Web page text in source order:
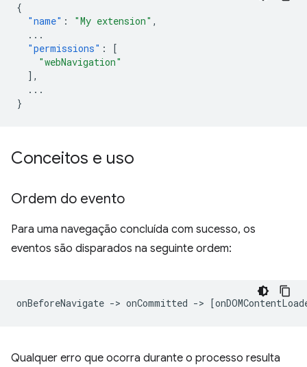
{
"name" : "My extension" ,
...
"permissions" :
[
"webNavigation"
],
...
}
Conceitos e uso
Ordem do evento
Para uma navegação concluída com sucesso, os
eventos são disparados na seguinte ordem:
Qualquer erro que ocorra durante o processo resulta